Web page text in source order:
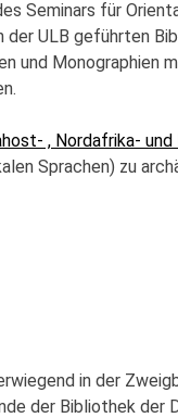
Seminars für
der ULB geführten
und Monographien
, Nordafrika-
Sprachen) zu
in der
der Bibliothek der